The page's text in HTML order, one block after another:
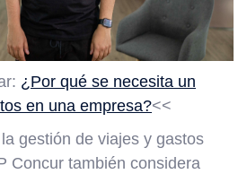
¿Por qué se necesita un
en una empresa?<<
gestión de viajes y gastos
Concur también considera